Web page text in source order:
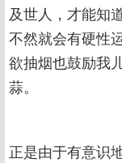
及世人，才能知
不然就会有硬性
欲抽烟也鼓励我
蒜。
正是由于有意识